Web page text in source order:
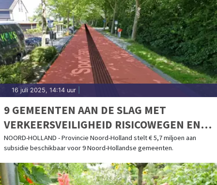
16 juli 2025, 14:14 uur
9 GEMEENTEN AAN DE SLAG MET
VERKEERSVEILIGHEID RISICOWEGEN EN
AANLEG DOORFIETSROUTES
NOORD-HOLLAND - Provincie Noord-Holland stelt € 5,7 miljoen aan
subsidie beschikbaar voor 9 Noord-Hollandse gemeenten.